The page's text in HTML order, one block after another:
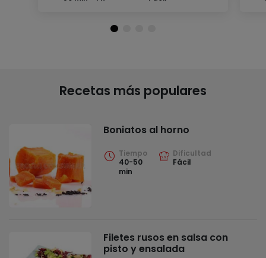
Recetas más populares
Boniatos al horno
Tiempo
40-50
min
Dificultad
Fácil
Filetes rusos en salsa con
pisto y ensalada